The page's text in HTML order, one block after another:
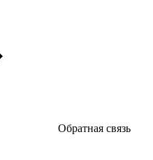
Обратная связь